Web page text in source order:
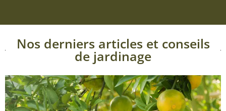
Nos derniers articles et conseils
de jardinage